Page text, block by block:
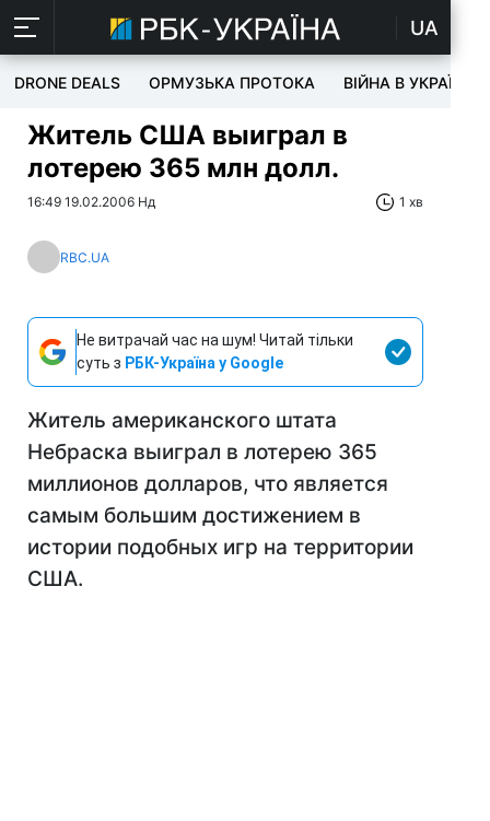
UA
DRONE DEALS ОРМУЗЬКА ПРОТОКА ВІЙНА В УКРАЇНІ
Житель США выиграл в
лотерею 365 млн долл.
16:49 19.02.2006 Нд 1 хв
RBC.UA
Не витрачай час на шум! Читай тільки
суть з РБК-Україна у Google
Житель американского штата
Небраска выиграл в лотерею 365
миллионов долларов, что является
самым большим достижением в
истории подобных игр на территории
США.